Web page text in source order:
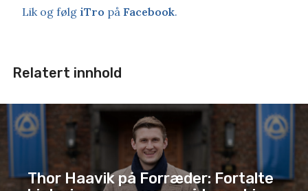
Lik og følg iTro på Facebook.
Relatert innhold
Thor Haavik på Forræder: Fortalte